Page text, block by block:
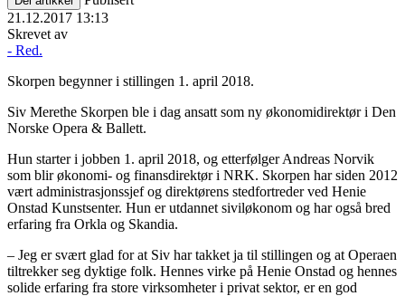
21.12.2017 13:13
Skrevet av
- Red.
Skorpen begynner i stillingen 1. april 2018.
Siv Merethe Skorpen ble i dag ansatt som ny økonomidirektør i Den
Norske Opera & Ballett.
Hun starter i jobben 1. april 2018, og etterfølger Andreas Norvik
som blir økonomi- og finansdirektør i NRK. Skorpen har siden 2012
vært administrasjonssjef og direktørens stedfortreder ved Henie
Onstad Kunstsenter. Hun er utdannet siviløkonom og har også bred
erfaring fra Orkla og Skandia.
– Jeg er svært glad for at Siv har takket ja til stillingen og at Operaen
tiltrekker seg dyktige folk. Hennes virke på Henie Onstad og hennes
solide erfaring fra store virksomheter i privat sektor, er en god